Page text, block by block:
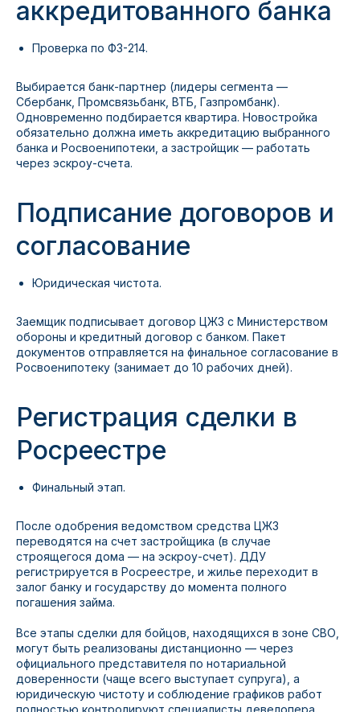
аккредитованного банка
Проверка по ФЗ-214.
Выбирается банк-партнер (лидеры сегмента —
Сбербанк, Промсвязьбанк, ВТБ, Газпромбанк).
Одновременно подбирается квартира. Новостройка
обязательно должна иметь аккредитацию выбранного
банка и Росвоенипотеки, а застройщик — работать
через эскроу-счета.
Подписание договоров и
согласование
Юридическая чистота.
Заемщик подписывает договор ЦЖЗ с Министерством
обороны и кредитный договор с банком. Пакет
документов отправляется на финальное согласование в
Росвоенипотеку (занимает до 10 рабочих дней).
Регистрация сделки в
Росреестре
Финальный этап.
После одобрения ведомством средства ЦЖЗ
переводятся на счет застройщика (в случае
строящегося дома — на эскроу-счет). ДДУ
регистрируется в Росреестре, и жилье переходит в
залог банку и государству до момента полного
погашения займа.
Все этапы сделки для бойцов, находящихся в зоне СВО,
могут быть реализованы дистанционно — через
официального представителя по нотариальной
доверенности (чаще всего выступает супруга), а
юридическую чистоту и соблюдение графиков работ
полностью контролируют специалисты девелопера.